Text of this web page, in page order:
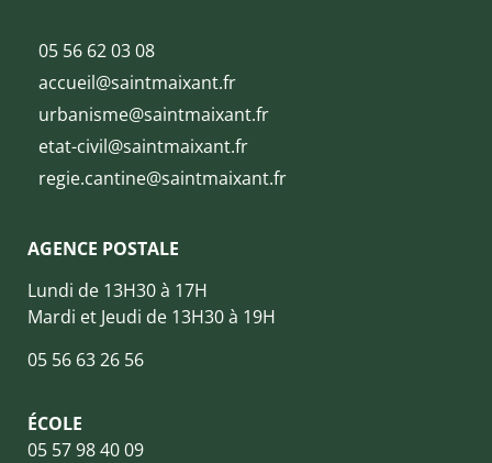
05 56 62 03 08
accueil@saintmaixant.fr
urbanisme@saintmaixant.fr
etat-civil@saintmaixant.fr
regie.cantine@saintmaixant.fr
AGENCE POSTALE
Lundi de 13H30 à 17H
Mardi et Jeudi de 13H30 à 19H
05 56 63 26 56
ÉCOLE
05 57 98 40 09